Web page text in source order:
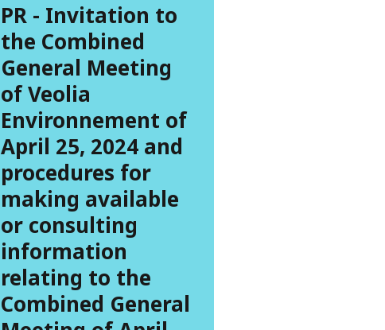
PR - Invitation to
the Combined
General Meeting
of Veolia
Environnement of
April 25, 2024 and
procedures for
making available
or consulting
information
relating to the
Combined General